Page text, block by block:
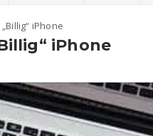
iPhone
iPhone